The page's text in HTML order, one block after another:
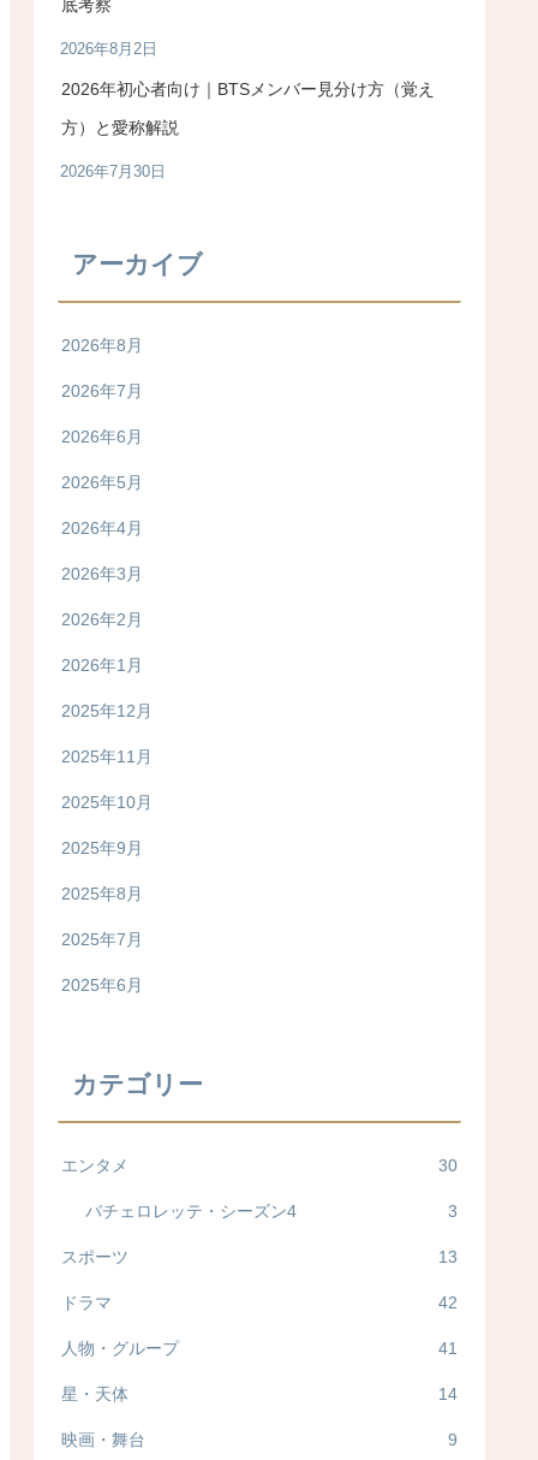
底考察
2026年8月2日
2026年初心者向け｜BTSメンバー見分け方（覚え
方）と愛称解説
2026年7月30日
アーカイブ
2026年8月
2026年7月
2026年6月
2026年5月
2026年4月
2026年3月
2026年2月
2026年1月
2025年12月
2025年11月
2025年10月
2025年9月
2025年8月
2025年7月
2025年6月
カテゴリー
エンタメ 30
バチェロレッテ・シーズン4 3
スポーツ 13
ドラマ 42
人物・グループ 41
星・天体 14
映画・舞台 9